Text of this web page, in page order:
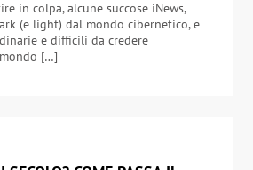
in colpa, alcune succose iNews,
(e light) dal mondo cibernetico, e
e difficili da credere
[…]